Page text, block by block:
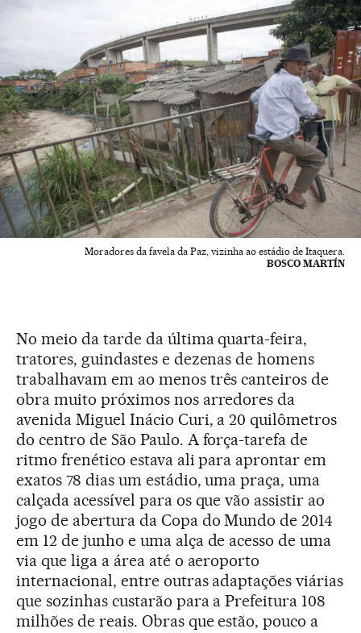
Moradores da favela da Paz, vizinha ao estádio de Itaquera.
BOSCO MARTÍN
No meio da tarde da última quarta-feira,
tratores, guindastes e dezenas de homens
trabalhavam em ao menos três canteiros de
obra muito próximos nos arredores da
avenida Miguel Inácio Curi, a 20 quilômetros
do centro de São Paulo. A força-tarefa de
ritmo frenético estava ali para aprontar em
exatos 78 dias um estádio, uma praça, uma
calçada acessível para os que vão assistir ao
jogo de abertura da Copa do Mundo de 2014
em 12 de junho e uma alça de acesso de uma
via que liga a área até o aeroporto
internacional, entre outras adaptações viárias
que sozinhas custarão para a Prefeitura 108
milhões de reais. Obras que estão, pouco a